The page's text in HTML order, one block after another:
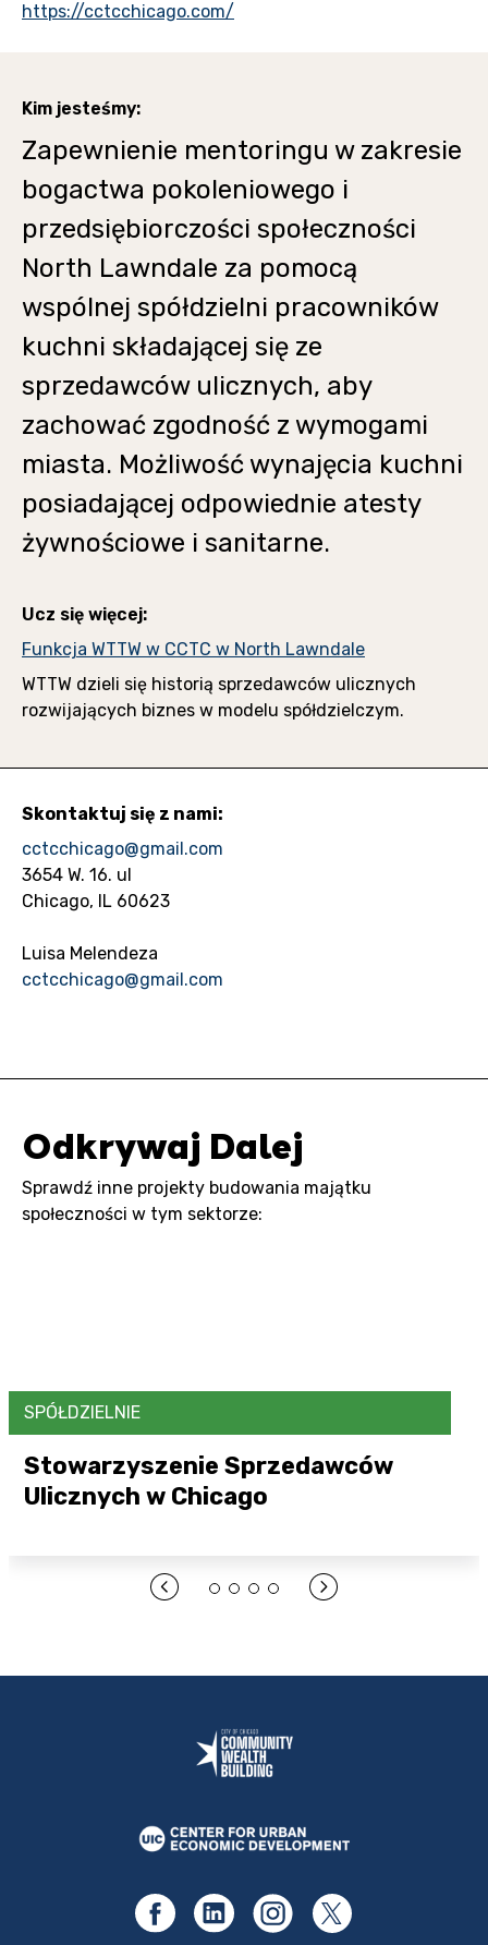
https://cctcchicago.com/
Kim jesteśmy:
Zapewnienie mentoringu w zakresie
bogactwa pokoleniowego i
przedsiębiorczości społeczności
North Lawndale za pomocą
wspólnej spółdzielni pracowników
kuchni składającej się ze
sprzedawców ulicznych, aby
zachować zgodność z wymogami
miasta. Możliwość wynajęcia kuchni
posiadającej odpowiednie atesty
żywnościowe i sanitarne.
Ucz się więcej:
Funkcja WTTW w CCTC w North Lawndale
WTTW dzieli się historią sprzedawców ulicznych
rozwijających biznes w modelu spółdzielczym.
Skontaktuj się z nami:
cctcchicago@gmail.com
3654 W. 16. ul
Chicago, IL 60623
Luisa Melendeza
cctcchicago@gmail.com
Odkrywaj Dalej
Sprawdź inne projekty budowania majątku
społeczności w tym sektorze:
SPÓŁDZIELNIE
Stowarzyszenie Sprzedawców
Ulicznych w Chicago